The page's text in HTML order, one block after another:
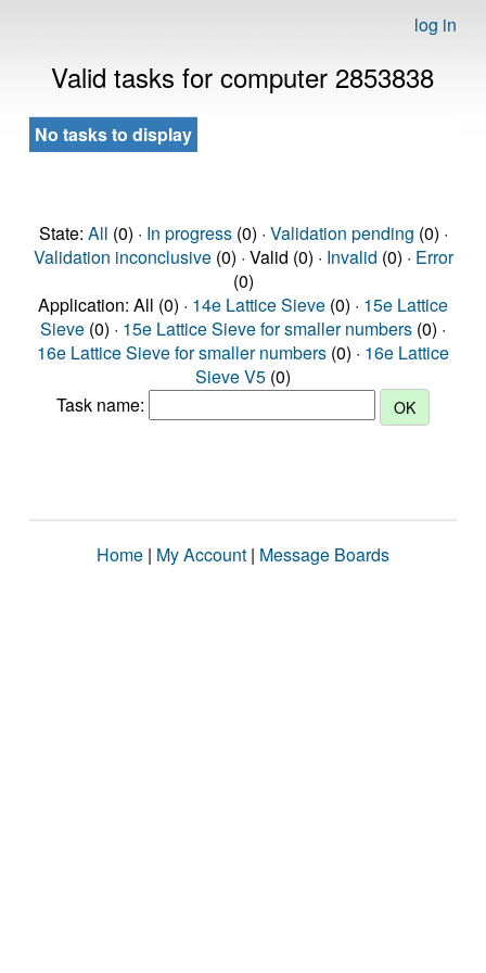
log in
Valid tasks for computer 2853838
No tasks to display
State: All (0) · In progress(0) · Validation pending (0) ·
Validation inconclusive(0) · Valid (0) · Invalid (0) · Error
(0)
Application: All (0) · 14e Lattice Sieve (0) · 15e Lattice
Sieve (0) · 15e Lattice Sieve for smaller numbers (0) ·
16e Lattice Sieve for smaller numbers (0) · 16e Lattice
Sieve V5 (0)
Task name:
Home | My Account | Message Boards